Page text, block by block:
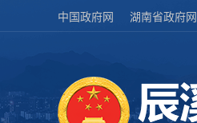
中国政府网 湖南省政府网